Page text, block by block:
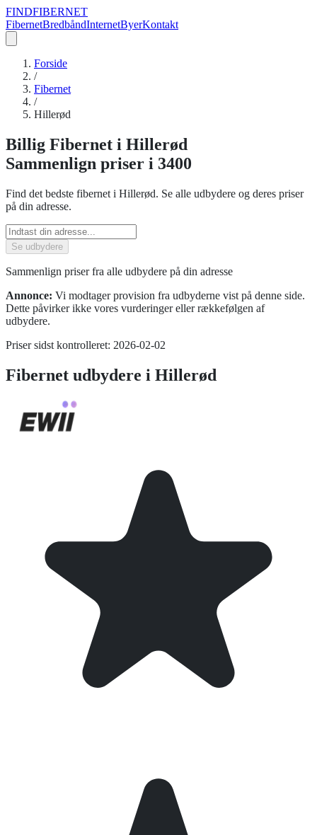
FINDFIBERNET
FibernetBredbåndInternetByerKontakt
Forside
/
Fibernet
/
Hillerød
Billig Fibernet i Hillerød
Sammenlign priser i 3400
Find det bedste fibernet i Hillerød. Se alle udbydere og deres priser
på din adresse.
Se udbydere
Sammenlign priser fra alle udbydere på din adresse
Annonce: Vi modtager provision fra udbyderne vist på denne side.
Dette påvirker ikke vores vurderinger eller rækkefølgen af
udbydere.
Priser sidst kontrolleret: 2026-02-02
Fibernet udbydere i Hillerød